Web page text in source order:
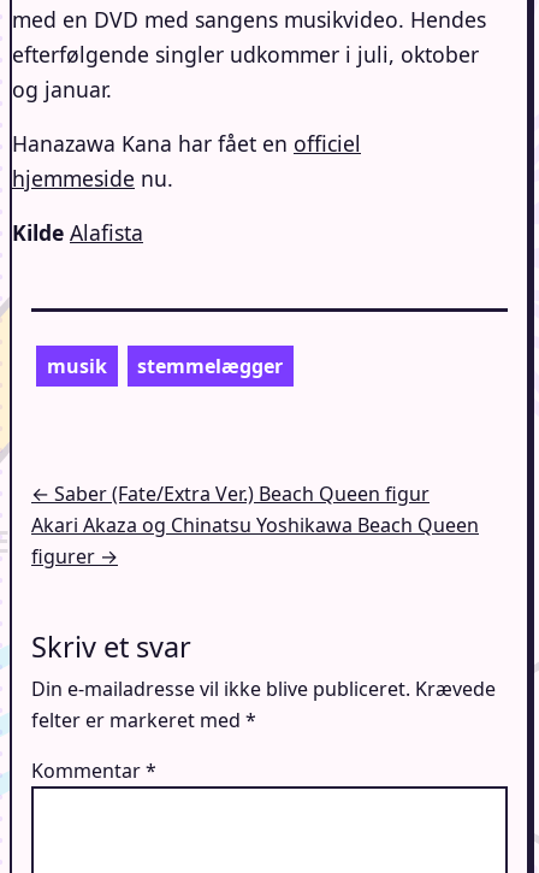
med en DVD med sangens musikvideo. Hendes
efterfølgende singler udkommer i juli, oktober
og januar.
Hanazawa Kana har fået en officiel
hjemmeside nu.
Kilde Alafista
musik stemmelægger
Indlægsnavigation
← Saber (Fate/Extra Ver.) Beach Queen figur
Akari Akaza og Chinatsu Yoshikawa Beach Queen
figurer →
Skriv et svar
Din e-mailadresse vil ikke blive publiceret. Krævede
felter er markeret med *
Kommentar*